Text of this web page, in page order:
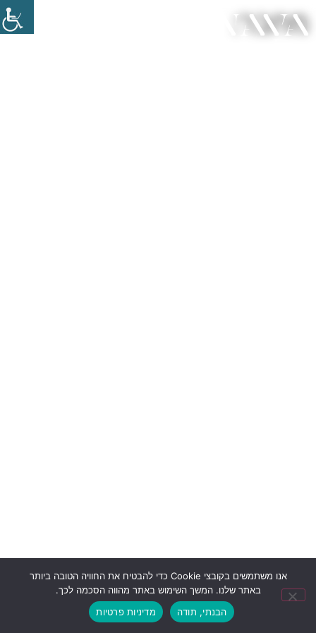
מחבר:
אנו משתמשים בקובצי Cookie כדי להבטיח את החוויה הטובה ביותר
באתר שלנו. המשך השימוש באתר מהווה הסכמה לכך.
הבנתי, תודה
מדיניות פרטיות